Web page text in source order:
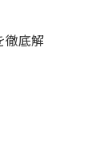
徹底解